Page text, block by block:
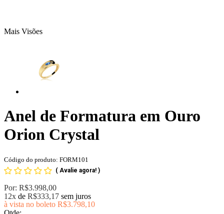
Mais Visões
Anel de Formatura em Ouro
Orion Crystal
Código do produto: FORM101
( Avalie agora! )
Por: R$3.998,00
12x de R$333,17 sem juros
à vista no boleto R$3.798,10